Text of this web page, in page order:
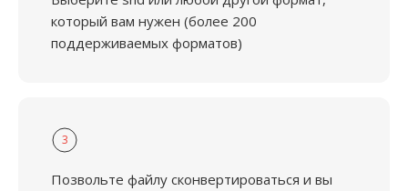
который вам нужен (более 200
поддерживаемых форматов)
3
Позвольте файлу сконвертироваться и вы